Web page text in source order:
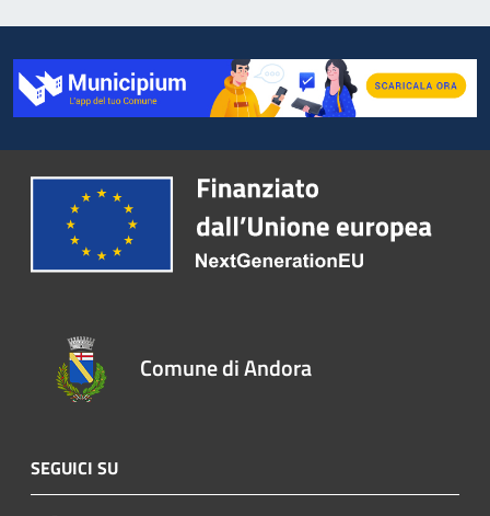
Comune di Andora
SEGUICI SU